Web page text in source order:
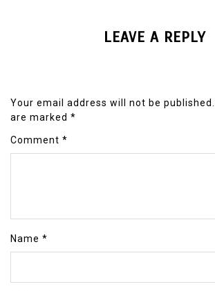
LEAVE A REPLY
Your email address will not be published.
are marked *
Comment *
Name *